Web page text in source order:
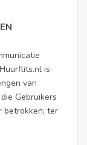
is
van
Gebruikers
betrokken; ter